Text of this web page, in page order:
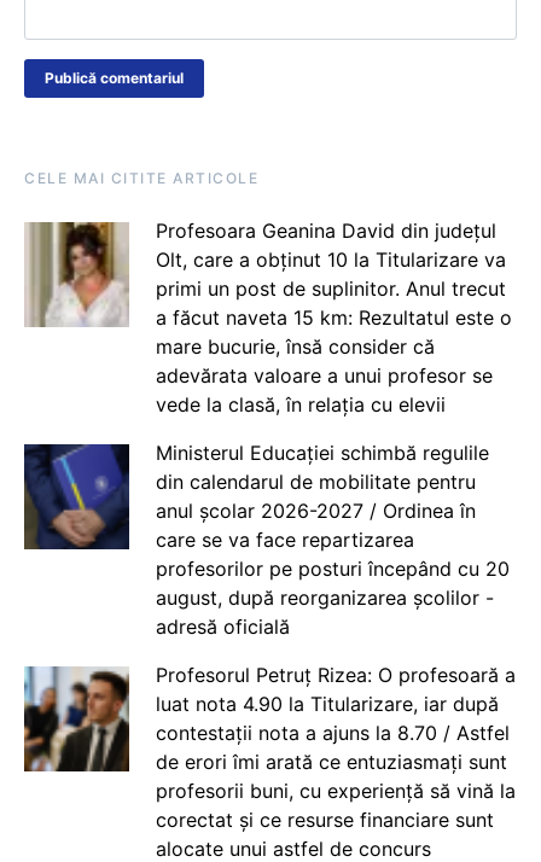
CELE MAI CITITE ARTICOLE
Profesoara Geanina David din județul
Olt, care a obținut 10 la Titularizare va
primi un post de suplinitor. Anul trecut
a făcut naveta 15 km: Rezultatul este o
mare bucurie, însă consider că
adevărata valoare a unui profesor se
vede la clasă, în relația cu elevii
Ministerul Educației schimbă regulile
din calendarul de mobilitate pentru
anul școlar 2026-2027 / Ordinea în
care se va face repartizarea
profesorilor pe posturi începând cu 20
august, după reorganizarea școlilor -
adresă oficială
Profesorul Petruț Rizea: O profesoară a
luat nota 4.90 la Titularizare, iar după
contestații nota a ajuns la 8.70 / Astfel
de erori îmi arată ce entuziasmați sunt
profesorii buni, cu experiență să vină la
corectat și ce resurse financiare sunt
alocate unui astfel de concurs